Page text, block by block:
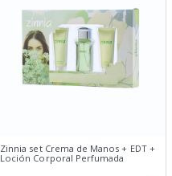
Zinnia set Crema de Manos + EDT +
Loción Corporal Perfumada